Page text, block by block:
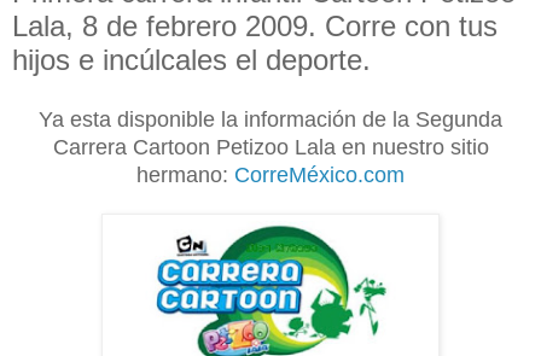
Lala, 8 de febrero 2009. Corre con tus
hijos e incúlcales el deporte.
Ya esta disponible la información de la Segunda
Carrera Cartoon Petizoo Lala en nuestro sitio
hermano: CorreMéxico.com